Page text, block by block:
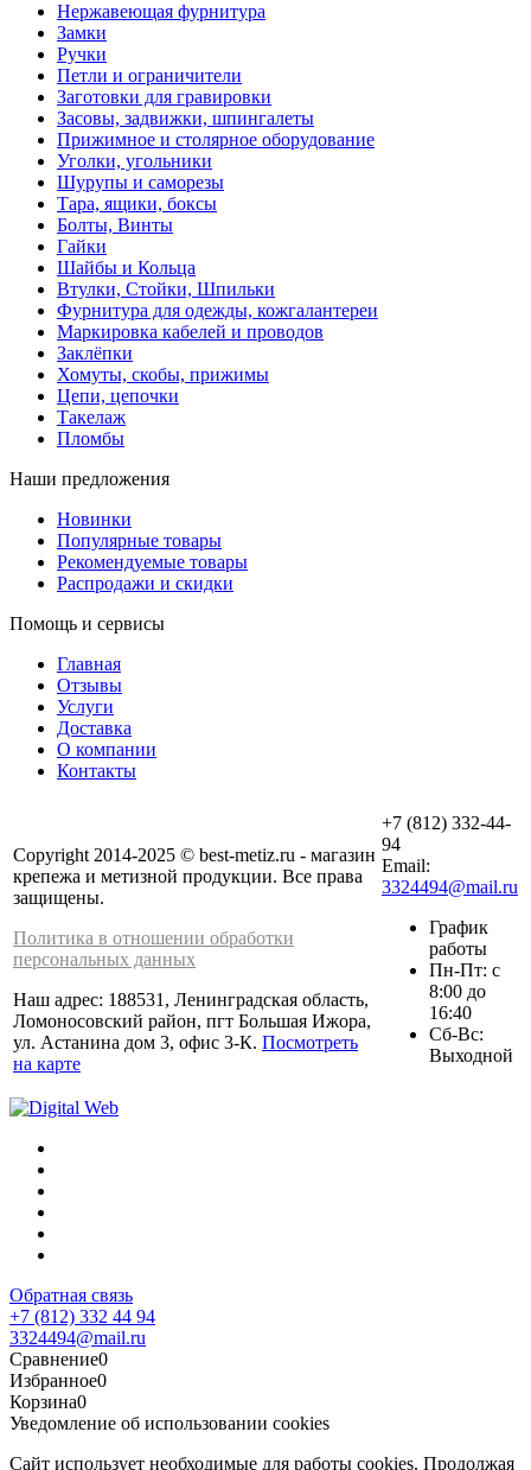
Нержавеющая фурнитура
Замки
Ручки
Петли и ограничители
Заготовки для гравировки
Засовы, задвижки, шпингалеты
Прижимное и столярное оборудование
Уголки, угольники
Шурупы и саморезы
Тара, ящики, боксы
Болты, Винты
Гайки
Шайбы и Кольца
Втулки, Стойки, Шпильки
Фурнитура для одежды, кожгалантереи
Маркировка кабелей и проводов
Заклёпки
Хомуты, скобы, прижимы
Цепи, цепочки
Такелаж
Пломбы
Наши предложения
Новинки
Популярные товары
Рекомендуемые товары
Распродажи и скидки
Помощь и сервисы
Главная
Отзывы
Услуги
Доставка
О компании
Контакты
Copyright 2014-2025 © best-metiz.ru - магазин
крепежа и метизной продукции. Все права
защищены.
Политика в отношении обработки
персональных данных
Наш адрес: 188531, Ленинградская область,
Ломоносовский район, пгт Большая Ижора,
ул. Астанина дом 3, офис 3-К. Посмотреть
на карте
+7 (812) 332-44-
94
Email:
3324494@mail.ru
График
работы
Пн-Пт: с
8:00 до
16:40
Сб-Вс:
Выходной
Обратная связь
+7 (812) 332 44 94
3324494@mail.ru
Сравнение0
Избранное0
Корзина0
Уведомление об использовании cookies
Сайт использует необходимые для работы cookies. Продолжая